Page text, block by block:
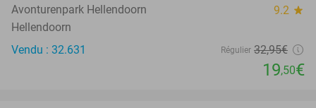
Avonturenpark Hellendoorn 9.2 star
Hellendoorn
Vendu : 32.631
Régulier 32,95€
19,50€